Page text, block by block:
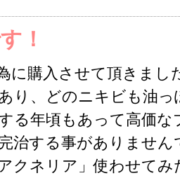
！
に購入させて頂きまし
り、どのニキビも油
る年頃もあって高価
治する事がありません
クネリア」使わせて